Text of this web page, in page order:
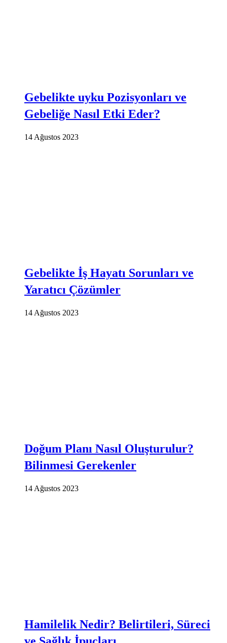
Gebelikte uyku Pozisyonları ve
Gebeliğe Nasıl Etki Eder?
14 Ağustos 2023
Gebelikte İş Hayatı Sorunları ve
Yaratıcı Çözümler
14 Ağustos 2023
Doğum Planı Nasıl Oluşturulur?
Bilinmesi Gerekenler
14 Ağustos 2023
Hamilelik Nedir? Belirtileri, Süreci